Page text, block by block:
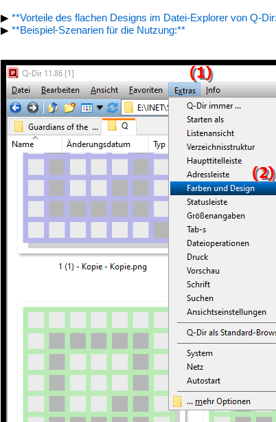
▶ **Vorteile des flachen Designs im Datei-Explorer von Q-
▶ **Beispiel-Szenarien für die Nutzung:**